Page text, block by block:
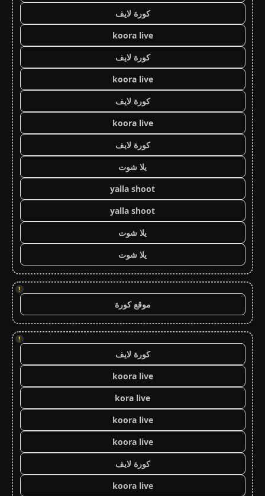
كورة لايف
koora live
كورة لايف
koora live
كورة لايف
koora live
كورة لايف
يلا شوت
yalla shoot
yalla shoot
يلا شوت
يلا شوت
!
موقع كورة
!
كورة لايف
koora live
kora live
koora live
koora live
كورة لايف
koora live